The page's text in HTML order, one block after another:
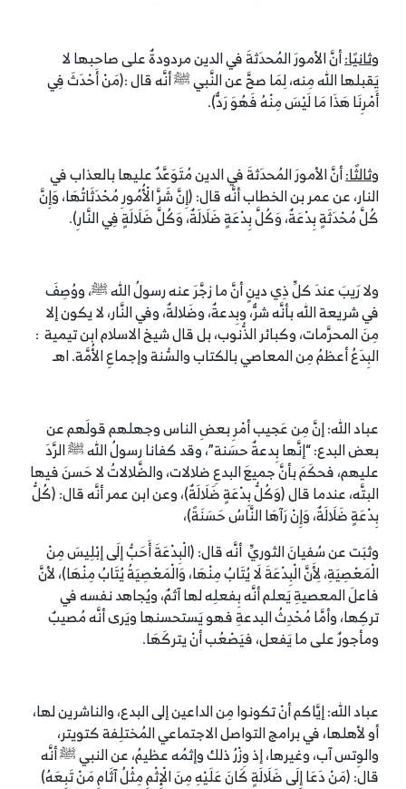
وثانيًا:أنَّ الأمورَ المُحدَثةَ في الدين مردودةٌ على صاحبها لا
يَقبلها الله مِنه، لِمَا صحَّ عن النَّبي ﷺ أنَّه قال :(مَنْ أَحْدَثَ فِي
أَمْرِنَا هَذَا مَا لَيْسَ مِنْهُ فَهُوَ رَدٌّ).
وثالثًا:أنَّ الأمورَ المُحدَثةَ في الدين مُتَوَعَّدٌ عليها بالعذاب في
النار، عن عمر بن الخطاب أنَّه قال: (إِنَّ شَرَّ الْأُمُورِ مُحْدَثَاتُهَا، وَإِنَّ
كُلَّ مُحْدَثَةٍ بِدْعَةٌ، وَكُلَّ بِدْعَةٍ ضَلَالَةٌ، وَكُلَّ ضَلَالَةٍ فِي النَّارِ).
ولا رَيبَ عندَ كلِّ ذِي دينٍ أنَّ ما زجَّرَ عنه رسولُ الله ﷺ، ووُصِفَ
في شريعة الله بأنَّه شرٌّ، وبِدعةٌ، وضَلالةٌ، وفي النَّار، لا يكون إلا
مِنَ المحرَّمات، وكبائر الذُّنوب، بل قال شيخ الاسلام ابن تيمية :
البِدَعُ أعظمُ مِن المعاصي بالكتاب والسُّنة وإجماعِ الأُمَّة. اهـ
عباد الله: إنَّ مِن عَجيب أمْرِ بعضِ الناس وجهلهم قولَهم عن
بعض البدع: “إنَّها بِدعةٌ حسَنة”، وقد كفانا رسولُ الله ﷺ الرَّدَ
عليهم، فحكَمَ بأنَّ جميعَ البدعِ ضلالات، والضَّلالاتُ لا حَسنَ فيها
البتَّه، عندما قال (وَكُلُّ بِدْعَةٍ ضَلَالَةٌ)، وعن ابن عمر أنَّه قال: (كُلُّ
بِدْعَةٍ ضَلَالَةٌ، وَإِنْ رَآهَا النَّاسُ حَسَنَةً)،
وثبَت عن سُفيانَ الثوريِّ أنَّه قال: (الْبِدْعَةَ أَحَبُّ إلَى إبْلِيسَ مِنْ
الْمَعْصِيَةِ، لِأَنَّ الْبِدْعَةَ لَا يُتَابُ مِنْهَا، وَالْمَعْصِيَةُ يُتَابُ مِنْهَا)، لأنَّ
فاعلَ المعصيةِ يَعلم أنَّه بِفعلِه لها آثمٌ، ويُجاهد نفسه في
تركِها، وأمَّا مُحْدِثُ البدعةِ فهو يَستحسنها ويَرى أنَّه مُصيبٌ
ومأجورٌ على ما يَفعل، فيَصْعُب أنْ يتركَهَا.
عباد الله: إيَّاكم أنْ تكونوا مِن الداعين إلى البدع، والناشرين لها،
أو لأهلها، في برامج التواصل الاجتماعي المُختلِفة كتويتر،
والوِتس آب، وغيرها، إذ وِزْرُ ذلك وإثمُه عظيمُ، عن النبي ﷺ أنَّه
قال: (مَنْ دَعَا إِلَى ضَلَالَةٍ كَانَ عَلَيْهِ مِنَ الْإِثْمِ مِثْلُ آثَامِ مَنْ تَبِعَهُ)